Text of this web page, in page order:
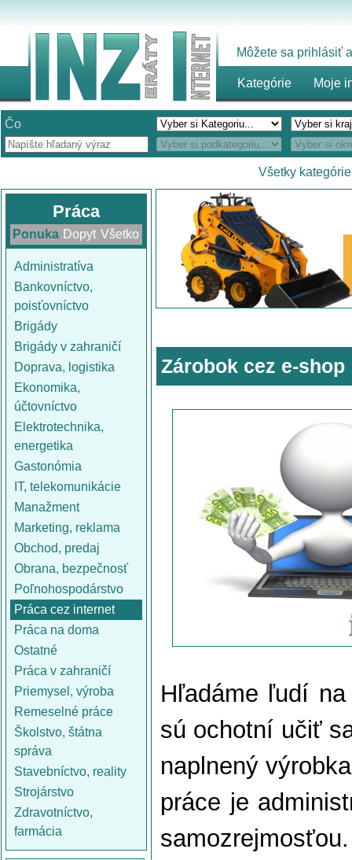
Môžete sa prihlásiť
Kategórie Moje
Čo
Všetky kategórie
Práca
Ponuka Dopyt Všetko
Administratíva
Bankovníctvo,
poisťovníctvo
Brigády
Brigády v zahraničí
Doprava, logistika
Ekonomika,
účtovníctvo
Elektrotechnika,
energetika
Gastonómia
IT, telekomunikácie
Manažment
Marketing, reklama
Obchod, predaj
Obrana, bezpečnosť
Poľnohospodárstvo
Práca cez internet
Práca na doma
Ostatné
Práca v zahraničí
Priemysel, výroba
Remeselné práce
Školstvo, štátna
správa
Stavebníctvo, reality
Strojárstvo
Zdravotníctvo,
farmácia
Zárobok cez e-shop
Hľadáme ľudí
sú ochotní učiť
naplnený
práce je